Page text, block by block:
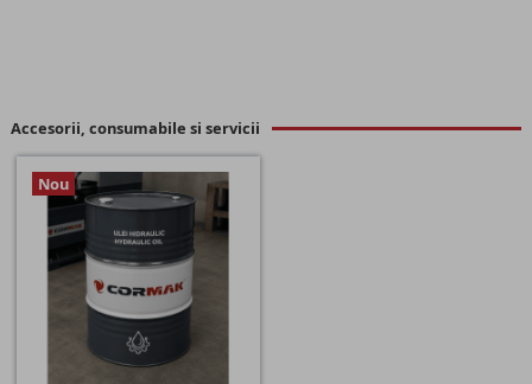
Accesorii, consumabile si servicii
Nou